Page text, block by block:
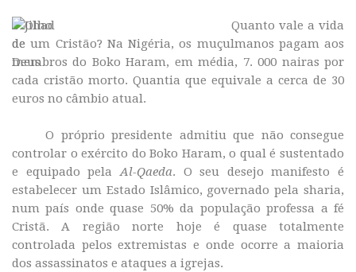
Quanto vale a vida
de um Cristão? Na Nigéria, os muçulmanos pagam aos
membros do Boko Haram, em média, 7. 000 nairas por
cada cristão morto. Quantia que equivale a cerca de 30
euros no câmbio atual.
O próprio presidente admitiu que não consegue
controlar o exército do Boko Haram, o qual é sustentado
e equipado pelaAl-Qaeda. O seu desejo manifesto é
estabelecer um Estado Islâmico, governado pela sharia,
num país onde quase 50% da população professa a fé
Cristã. A região norte hoje é quase totalmente
controlada pelos extremistas e onde ocorre a maioria
dos assassinatos e ataques a igrejas.